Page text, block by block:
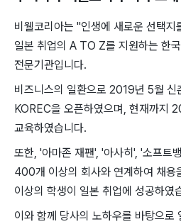
비웰코리아는 "인생에 새로운 선택
일본 취업의 A TO Z를 지원하는 한
전문기관입니다.
비즈니스의 일환으로 2019년 5월 신
KOREC을 오픈하였으며, 현재까지
교육하였습니다.
또한, '아마존 재팬', '아사히', '소프트
400개 이상의 회사와 연계하여 채용
이상의 학생이 일본 취업에 성공하였
이와 함께 당사의 노하우를 바탕으로